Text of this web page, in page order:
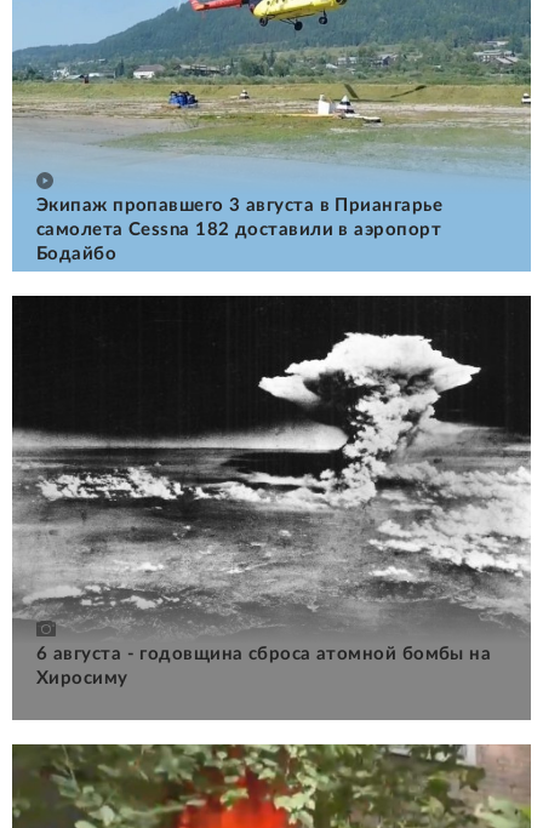
Экипаж пропавшего 3 августа в Приангарье
самолета Cessna 182 доставили в аэропорт
Бодайбо
6 августа - годовщина сброса атомной бомбы на
Хиросиму